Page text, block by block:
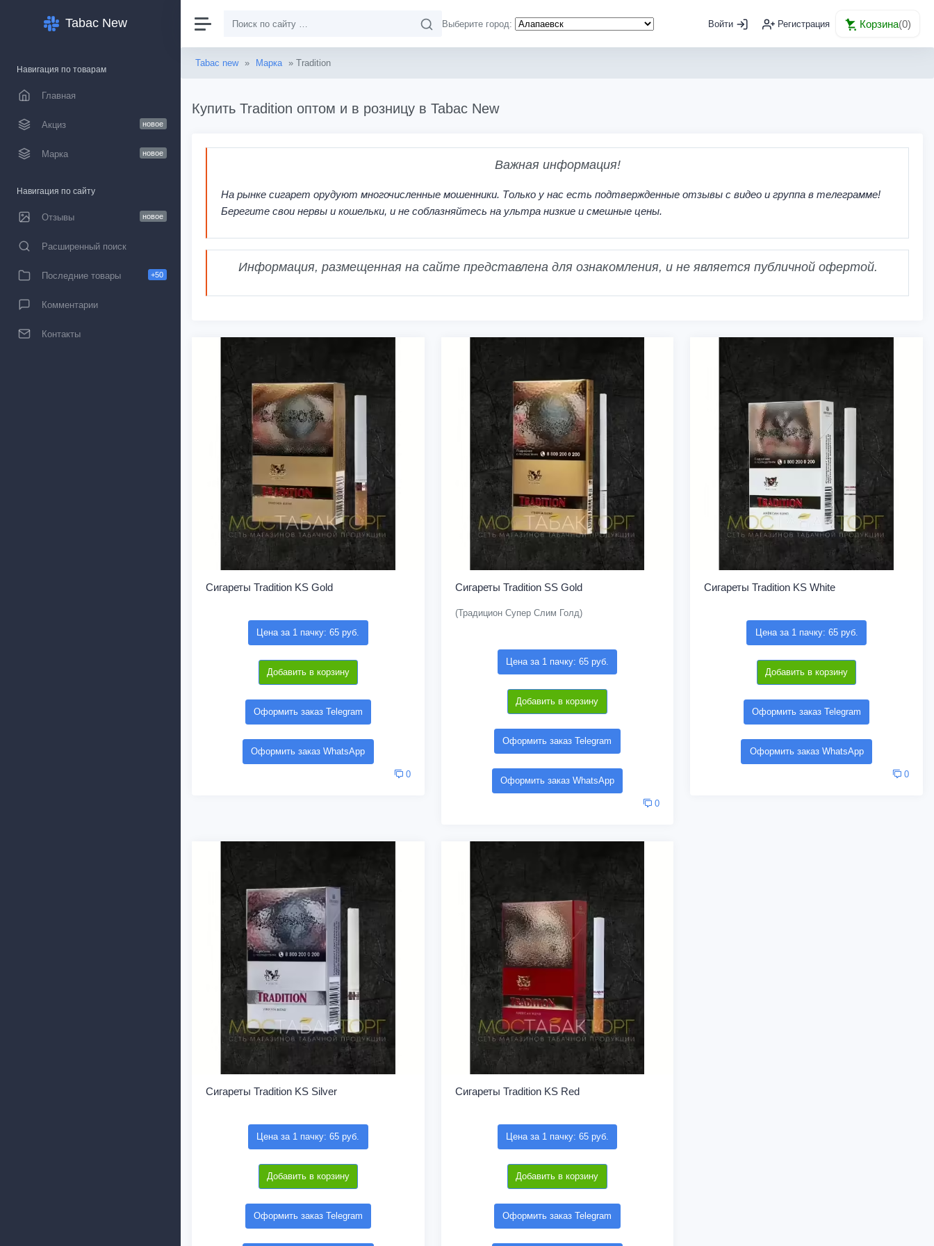
Tabac New
Навигация по товарам
Главная
Акциз новое
Марка новое
Навигация по сайту
Отзывы новое
Расширенный поиск
Последние товары +50
Комментарии
Контакты
Выберите город: Войти Регистрация Корзина(0)
Tabac new » Марка » Tradition
Купить Tradition оптом и в розницу в Tabac New
Важная информация!
На рынке сигарет орудуют многочисленные мошенники. Только у нас есть подтвержденные отзывы с видео и группа в телеграмме!
Берегите свои нервы и кошельки, и не соблазняйтесь на ультра низкие и смешные цены.
Информация, размещенная на сайте представлена для ознакомления, и не является публичной офертой.
Сигареты Tradition KS Gold
Цена за 1 пачку: 65 руб.
Добавить в корзину
Оформить заказ Telegram
Оформить заказ WhatsApp
0
Сигареты Tradition SS Gold
(Традицион Супер Слим Голд)
Цена за 1 пачку: 65 руб.
Добавить в корзину
Оформить заказ Telegram
Оформить заказ WhatsApp
0
Сигареты Tradition KS White
Цена за 1 пачку: 65 руб.
Добавить в корзину
Оформить заказ Telegram
Оформить заказ WhatsApp
0
Сигареты Tradition KS Silver
Цена за 1 пачку: 65 руб.
Добавить в корзину
Оформить заказ Telegram
Сигареты Tradition KS Red
Цена за 1 пачку: 65 руб.
Добавить в корзину
Оформить заказ Telegram